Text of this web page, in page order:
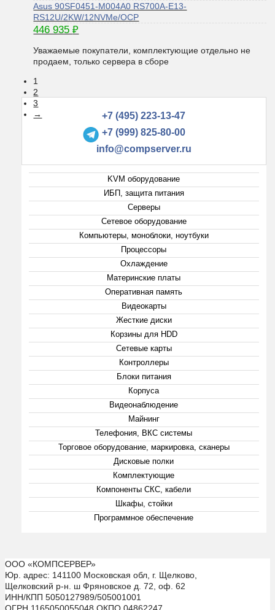
Asus 90SF0451-M004A0 RS700A-E13-
RS12U/2KW/12NVMe/OCP
446 935₽
Уважаемые покупатели, комплектующие отдельно не
продаем, только сервера в сборе
1
2
3
→
+7 (495) 223-13-47
+7 (999) 825-80-00
info@compserver.ru
KVM оборудование
ИБП, защита питания
Серверы
Сетевое оборудование
Компьютеры, моноблоки, ноутбуки
Процессоры
Охлаждение
Материнские платы
Оперативная память
Видеокарты
Жесткие диски
Корзины для HDD
Сетевые карты
Контроллеры
Блоки питания
Корпуса
Видеонаблюдение
Майнинг
Телефония, ВКС системы
Торговое оборудование, маркировка, сканеры
Дисковые полки
Комплектующие
Компоненты СКС, кабели
Шкафы, стойки
Программное обеспечение
ООО «КОМПСЕРВЕР»
Юр. адрес: 141100 Московская обл, г. Щелково,
Щелковский р-н. ш Фряновское д. 72, оф. 62
ИНН/КПП 5050127989/505001001